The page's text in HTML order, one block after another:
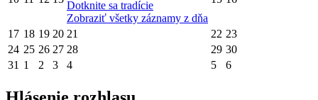
Dotknite sa tradície
Zobraziť všetky záznamy z dňa
17 18 19 20 21 22 23
24 25 26 27 28 29 30
31 1 2 3 4 5 6